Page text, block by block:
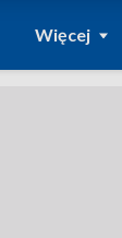
Więcej